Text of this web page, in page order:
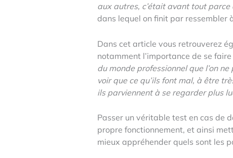
aux autres, c’était avant tout
dans lequel on finit par ressembler
Dans cet article vous retrouverez
notamment l’importance de se
du monde professionnel que l’on
voir que ce qu’ils font mal, à être
ils parviennent à se regarder plus
Passer un véritable test en cas de
propre fonctionnement, et ainsi
mieux appréhender quels sont les